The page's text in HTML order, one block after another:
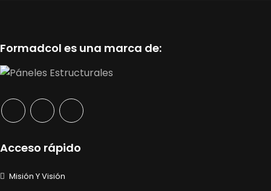
Formadcol es una marca de:
Acceso rápido
Misión Y Visión